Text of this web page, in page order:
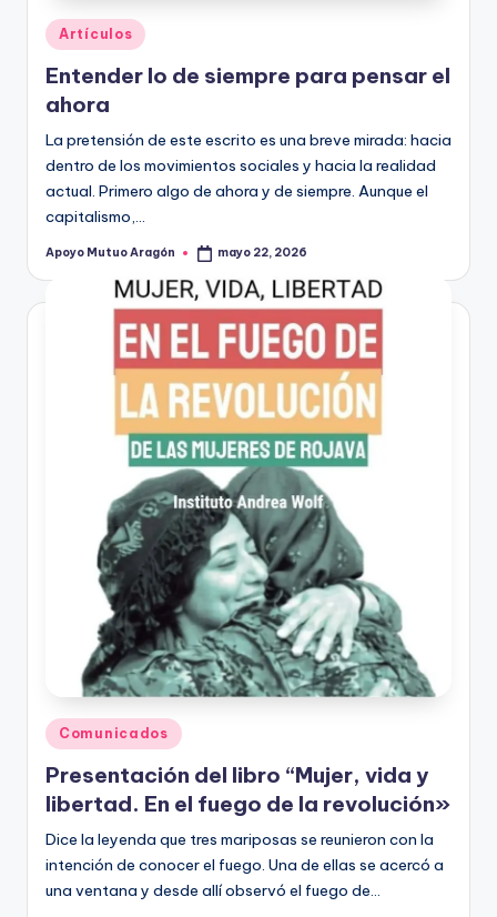
Publicado
en
Artículos
Entender lo de siempre para pensar el
ahora
La pretensión de este escrito es una breve mirada: hacia
dentro de los movimientos sociales y hacia la realidad
actual. Primero algo de ahora y de siempre. Aunque el
capitalismo,…
Publicado
Apoyo Mutuo Aragón mayo 22, 2026
Publicado
en
Comunicados
Presentación del libro “Mujer, vida y
libertad. En el fuego de la revolución»
Dice la leyenda que tres mariposas se reunieron con la
intención de conocer el fuego. Una de ellas se acercó a
una ventana y desde allí observó el fuego de…